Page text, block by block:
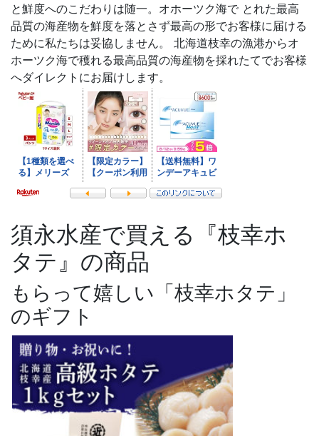
と鮮度へのこだわりは随一。オホーツク海で とれた最高
品質の海産物を鮮度を落とさず最高の形でお客様に届ける
ために私たちは妥協しません。 北海道枝幸の漁港からオ
ホーツク海で穫れる最高品質の海産物を採れたてでお客様
へダイレクトにお届けします。
須永水産で買える『枝幸ホ
タテ』の商品
もらって嬉しい「枝幸ホタテ」
のギフト